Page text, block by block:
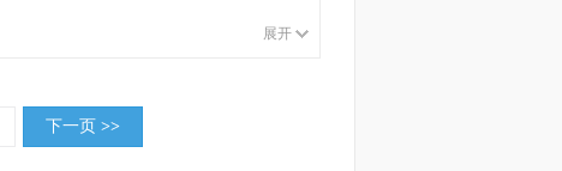
展开
下一页 >>